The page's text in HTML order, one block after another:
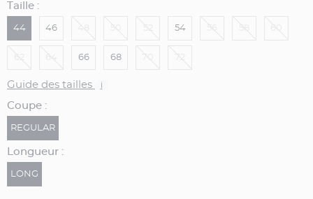
Taille :
44 46 54
66 68
Guide des tailles i
Coupe :
REGULAR
Longueur :
LONG